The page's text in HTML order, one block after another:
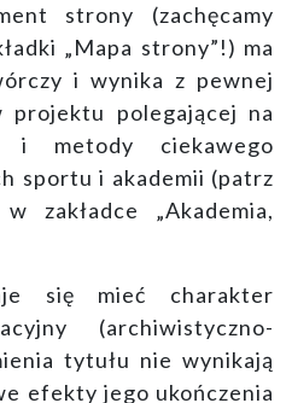
strony (zachęcamy
„Mapa strony”!) ma
i wynika z pewnej
projektu polegającej na
i metody ciekawego
sportu i akademii (patrz
zakładce „Akademia,
się mieć charakter
(archiwistyczno-
tytułu nie wynikają
efekty jego ukończenia